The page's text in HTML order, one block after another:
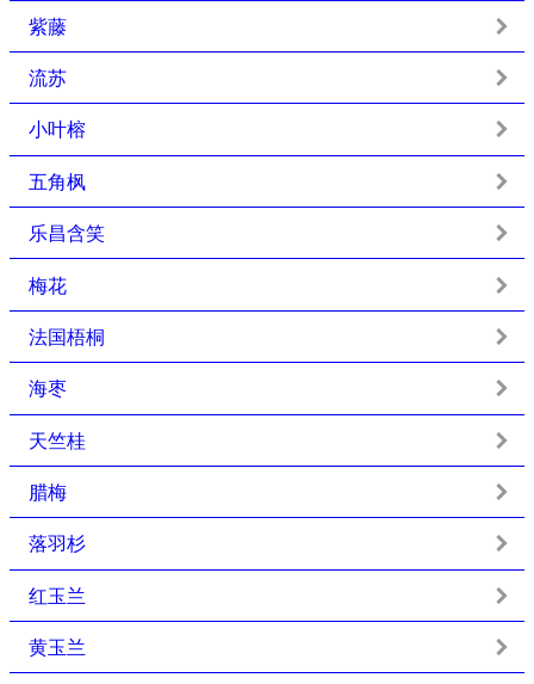
紫藤
流苏
小叶榕
五角枫
乐昌含笑
梅花
法国梧桐
海枣
天竺桂
腊梅
落羽杉
红玉兰
黄玉兰